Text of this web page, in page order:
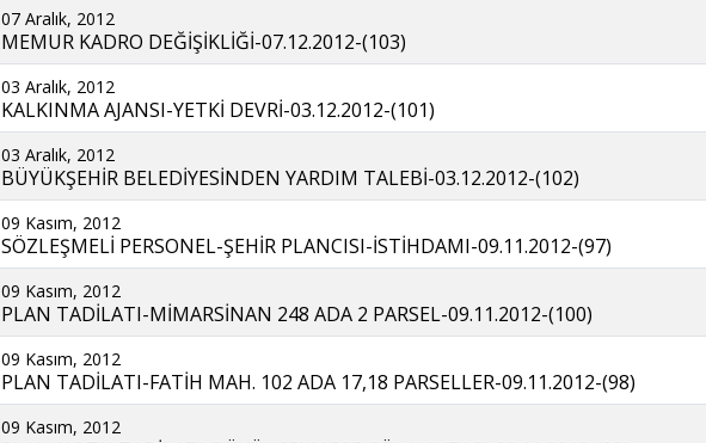
07 Aralık, 2012
MEMUR KADRO DEĞİŞİKLİĞİ-07.12.2012-(103)
03 Aralık, 2012
KALKINMA AJANSI-YETKİ DEVRİ-03.12.2012-(101)
03 Aralık, 2012
BÜYÜKŞEHİR BELEDİYESİNDEN YARDIM TALEBİ-03.12.2012-(102)
09 Kasım, 2012
SÖZLEŞMELİ PERSONEL-ŞEHİR PLANCISI-İSTİHDAMI-09.11.2012-(97)
09 Kasım, 2012
PLAN TADİLATI-MİMARSİNAN 248 ADA 2 PARSEL-09.11.2012-(100)
09 Kasım, 2012
PLAN TADİLATI-FATİH MAH. 102 ADA 17,18 PARSELLER-09.11.2012-(98)
09 Kasım, 2012